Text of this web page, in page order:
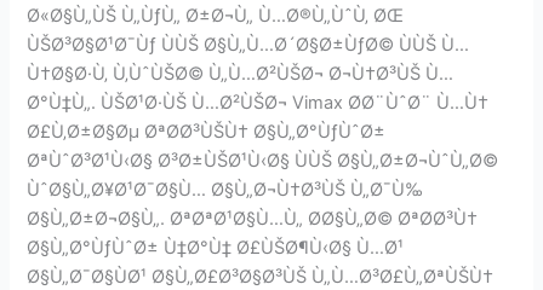
Ø«Ø§Ù„ÙŠ Ù„ÙƒÙ„ Ø±Ø¬Ù„ Ù…Ø®Ù„ÙˆÙ‚ ØŒ
ÙŠØ³Ø§Ø¹Ø¯Ùƒ ÙÙŠ Ø§Ù„Ù…Ø´Ø§Ø±ÙƒØ© ÙÙŠ Ù…
Ù†Ø§Ø·Ù‚ Ù‚ÙˆÙŠØ© Ù„Ù…Ø²ÙŠØ¬ Ø¬Ù†Ø³ÙŠ Ù…
Ø°Ù‡Ù„. ÙŠØ¹Ø·ÙŠ Ù…Ø²ÙŠØ¬ Vimax Ø­Ø¨ÙˆØ¨ Ù…Ù†
Ø£Ù‚Ø±Ø§Øµ ØªØ­Ø³ÙŠÙ† Ø§Ù„Ø°ÙƒÙˆØ±
ØªÙˆØ³Ø¹Ù‹Ø§ Ø³Ø±ÙŠØ¹Ù‹Ø§ ÙÙŠ Ø§Ù„Ø±Ø¬ÙˆÙ„Ø©
ÙˆØ§Ù„Ø¥Ø¹Ø¯Ø§Ù… Ø§Ù„Ø¬Ù†Ø³ÙŠ Ù„Ø¯Ù‰
Ø§Ù„Ø±Ø¬Ø§Ù„. ØªØªØ¹Ø§Ù…Ù„ Ø­Ø§Ù„Ø© ØªØ­Ø³Ù†
Ø§Ù„Ø°ÙƒÙˆØ± Ù‡Ø°Ù‡ Ø£ÙŠØ¶Ù‹Ø§ Ù…Ø¹
Ø§Ù„Ø¯Ø§ÙØ¹ Ø§Ù„Ø£Ø³Ø§Ø³ÙŠ Ù„Ù…Ø³Ø£Ù„ØªÙŠÙ†